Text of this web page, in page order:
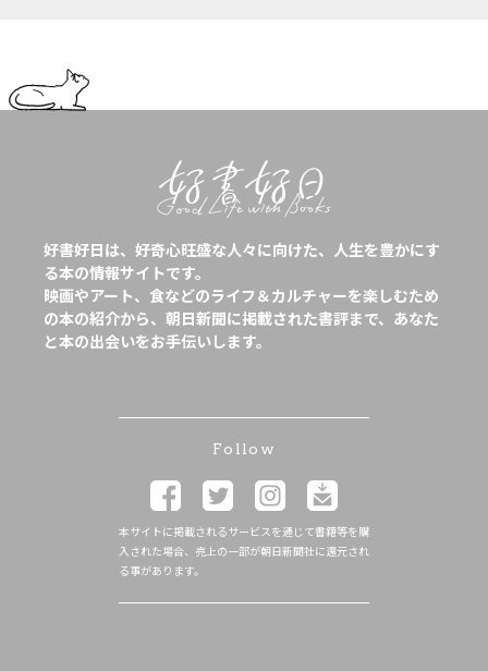
好書好日は、好奇心旺盛な人々に向けた、人生を豊かにす
る本の情報サイトです。
映画やアート、食などのライフ＆カルチャーを楽しむため
の本の紹介から、朝日新聞に掲載された書評まで、あなた
と本の出会いをお手伝いします。
Follow
本サイトに掲載されるサービスを通じて書籍等を購
入された場合、売上の一部が朝日新聞社に還元され
る事があります。